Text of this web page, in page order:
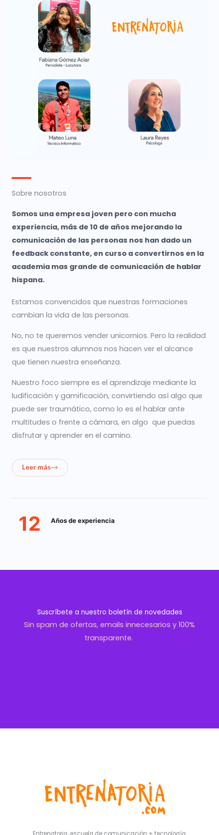
Sobre nosotros
Somos una empresa joven pero con mucha
experiencia, más de 10 de años mejorando la
comunicación de las personas nos han dado un
feedback constante, en curso a convertirnos en la
academia mas grande de comunicación de hablar
hispana.
Estamos convencidos que nuestras formaciones
cambian la vida de las personas.
No, no te queremos vender unicornios. Pero la realidad
es que nuestros alumnos nos hacen ver el alcance
que tienen nuestra enseñanza.
Nuestro foco siempre es el aprendizaje mediante la
ludificación y gamificación, convirtiendo así algo que
puede ser traumático, como lo es el hablar ante
multitudes o frente a cámara, en algo que puedas
disfrutar y aprender en el camino.
Leer más
12 Años de experiencia
Suscríbete a nuestro boletín de novedades
Sin spam de ofertas, emails innecesarios y 100%
transparente.